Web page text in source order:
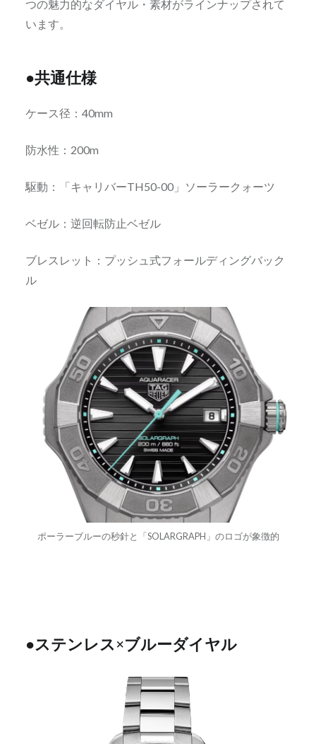
つの魅力的なダイヤル・素材がラインナップされて
います。
●共通仕様
ケース径：40mm
防水性：200m
駆動：「キャリバーTH50-00」ソーラークォーツ
ベゼル：逆回転防止ベゼル
ブレスレット：プッシュ式フォールディングバック
ル
ポーラーブルーの秒針と「SOLARGRAPH」のロゴが象徴的
●ステンレス×ブルーダイヤル